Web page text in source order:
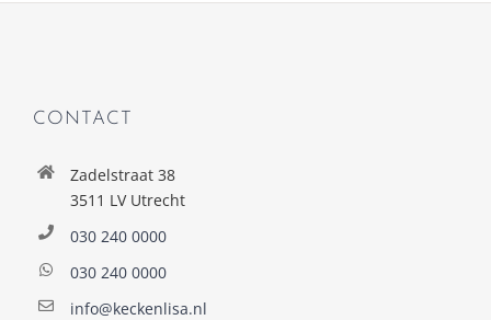
CONTACT
Zadelstraat 38
3511 LV Utrecht
030 240 0000
030 240 0000
info@keckenlisa.nl